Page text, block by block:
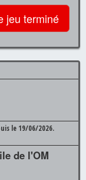
jeu terminé
le 19/06/2026.
de l'OM